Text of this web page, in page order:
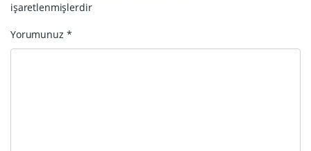
işaretlenmişlerdir
Yorumunuz *